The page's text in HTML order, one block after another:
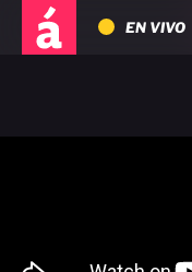
EN VIVO